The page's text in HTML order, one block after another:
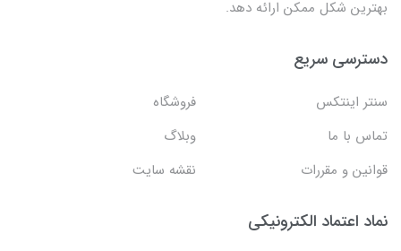
بهترین شکل ممکن ارائه دهد.
دسترسی سریع
سنتر اینتکس
فروشگاه
تماس با ما
وبلاگ
قوانین و مقررات
نقشه سایت
نماد اعتماد الکترونیکی